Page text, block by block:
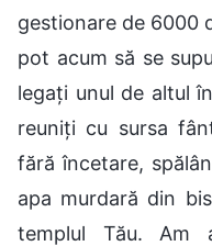
gestionare de 6000
pot acum să se
legați unul de altul
reuniți cu sursa
fără încetare,
apa murdară din
templul Tău. Am